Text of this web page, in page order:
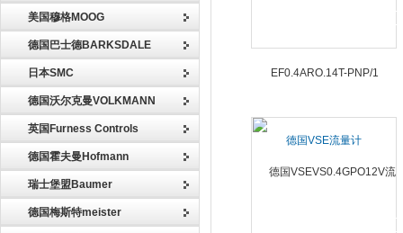
美国穆格MOOG
德国巴士德BARKSDALE
日本SMC
德国沃尔克曼VOLKMANN
英国Furness Controls
德国霍夫曼Hofmann
瑞士堡盟Baumer
德国梅斯特meister
德国VSE流量计